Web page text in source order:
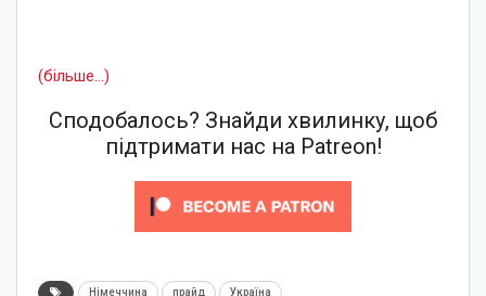
(більше…)
Сподобалось? Знайди хвилинку, щоб
підтримати нас на Patreon!
Німеччина прайд Україна